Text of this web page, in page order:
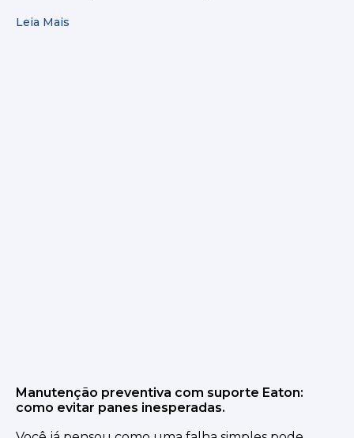
Leia Mais
Manutenção preventiva com suporte Eaton:
como evitar panes inesperadas.